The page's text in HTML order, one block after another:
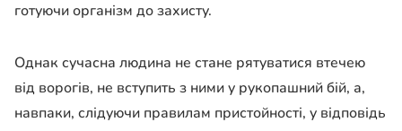
готуючи організм до захисту.
Однак сучасна людина не стане рятуватися втечею
від ворогів, не вступить з ними у рукопашний бій, а,
навпаки, слідуючи правилам пристойності, у відповідь